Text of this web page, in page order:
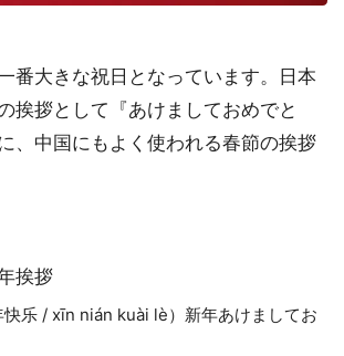
番大きな祝日となっています。日本
挨拶として『あけましておめでと
、中国にもよく使われる春節の挨拶
挨拶
快乐 / xīn nián kuài lè）新年あけましてお